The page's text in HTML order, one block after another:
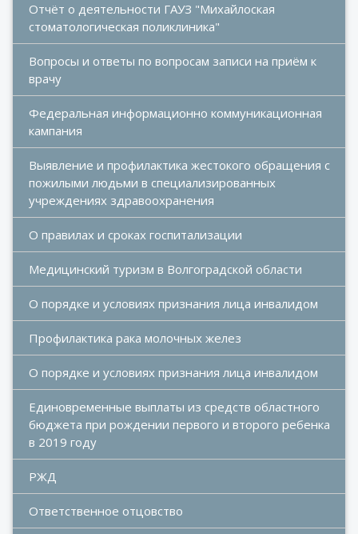
Отчёт о деятельности ГАУЗ "Михайлоская
стоматологическая поликлиника"
Вопросы и ответы по вопросам записи на приём к
врачу
Федеральная информационно коммуникационная
кампания
Выявление и профилактика жестокого обращения с
пожилыми людьми в специализированных
учреждениях здравоохранения
О правилах и сроках госпитализации
Медицинский туризм в Волгоградской области
О порядке и условиях признания лица инвалидом
Профилактика рака молочных желез
О порядке и условиях признания лица инвалидом
Единовременные выплаты из средств областного
бюджета при рождении первого и второго ребенка
в 2019 году
РЖД
Ответственное отцовство